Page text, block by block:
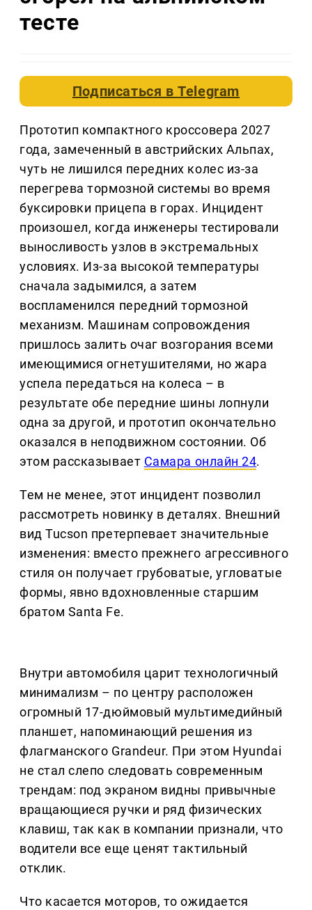
тесте
Подписаться вTelegram
Прототип компактного кроссовера 2027
года, замеченный в австрийских Альпах,
чуть не лишился передних колес из-за
перегрева тормозной системы во время
буксировки прицепа в горах. Инцидент
произошел, когда инженеры тестировали
выносливость узлов в экстремальных
условиях. Из-за высокой температуры
сначала задымился, а затем
воспламенился передний тормозной
механизм. Машинам сопровождения
пришлось залить очаг возгорания всеми
имеющимися огнетушителями, но жара
успела передаться на колеса – в
результате обе передние шины лопнули
одна за другой, и прототип окончательно
оказался в неподвижном состоянии. Об
этом рассказывает Самара онлайн 24.
Тем не менее, этот инцидент позволил
рассмотреть новинку в деталях. Внешний
вид Tucson претерпевает значительные
изменения: вместо прежнего агрессивного
стиля он получает грубоватые, угловатые
формы, явно вдохновленные старшим
братом Santa Fe.
Внутри автомобиля царит технологичный
минимализм – по центру расположен
огромный 17-дюймовый мультимедийный
планшет, напоминающий решения из
флагманского Grandeur. При этом Hyundai
не стал слепо следовать современным
трендам: под экраном видны привычные
вращающиеся ручки и ряд физических
клавиш, так как в компании признали, что
водители все еще ценят тактильный
отклик.
Что касается моторов, то ожидается